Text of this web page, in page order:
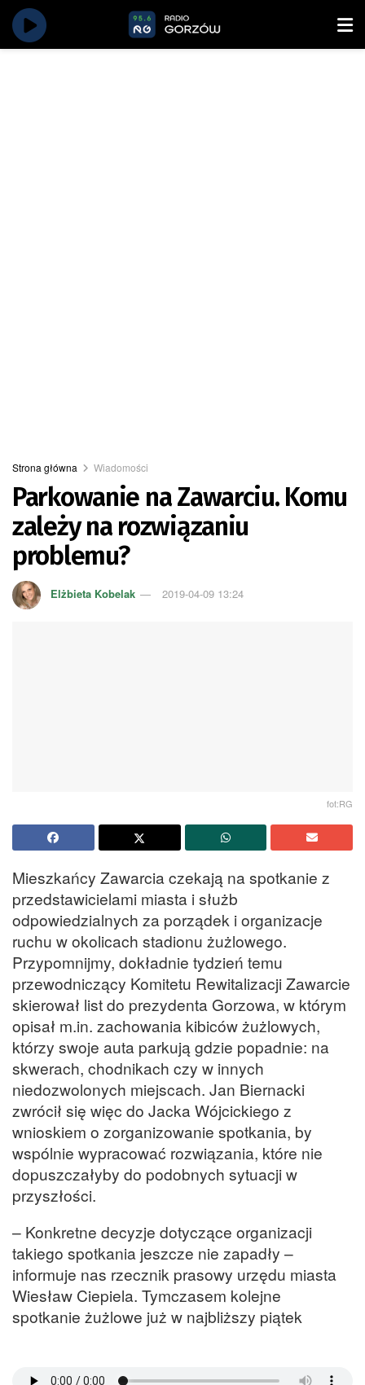
Strona główna Wiadomości
Parkowanie na Zawarciu. Komu
zależy na rozwiązaniu
problemu?
Elżbieta Kobelak 2019-04-09 13:24
fot:RG
Mieszkańcy Zawarcia czekają na spotkanie z
przedstawicielami miasta i służb
odpowiedzialnych za porządek i organizacje
ruchu w okolicach stadionu żużlowego.
Przypomnijmy, dokładnie tydzień temu
przewodniczący Komitetu Rewitalizacji Zawarcie
skierował list do prezydenta Gorzowa, w którym
opisał m.in. zachowania kibiców żużlowych,
którzy swoje auta parkują gdzie popadnie: na
skwerach, chodnikach czy w innych
niedozwolonych miejscach. Jan Biernacki
zwrócił się więc do Jacka Wójcickiego z
wnioskiem o zorganizowanie spotkania, by
wspólnie wypracować rozwiązania, które nie
dopuszczałyby do podobnych sytuacji w
przyszłości.
– Konkretne decyzje dotyczące organizacji
takiego spotkania jeszcze nie zapadły –
informuje nas rzecznik prasowy urzędu miasta
Wiesław Ciepiela. Tymczasem kolejne
spotkanie żużlowe już w najbliższy piątek